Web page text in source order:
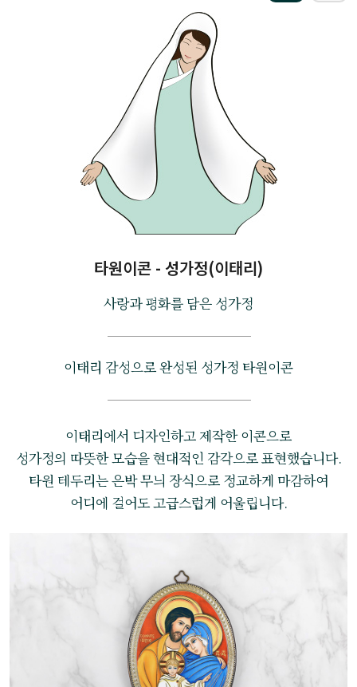
타원이콘 - 성가정(이태리)
사랑과 평화를 담은 성가정
이태리 감성으로 완성된 성가정 타원이콘
이태리에서 디자인하고 제작한 이콘으로
성가정의 따뜻한 모습을 현대적인 감각으로 표현했습니다.
타원 테두리는 은박 무늬 장식으로 정교하게 마감하여
어디에 걸어도 고급스럽게 어울립니다.